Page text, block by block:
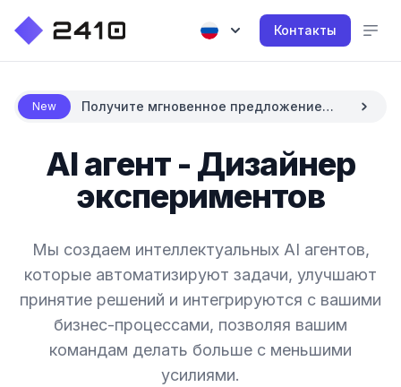
Контакты
New
Получите мгновенное предложение
AI агент - Дизайнер
экспериментов
Мы создаем интеллектуальных AI агентов,
которые автоматизируют задачи, улучшают
принятие решений и интегрируются с вашими
бизнес-процессами, позволяя вашим
командам делать больше с меньшими
усилиями.